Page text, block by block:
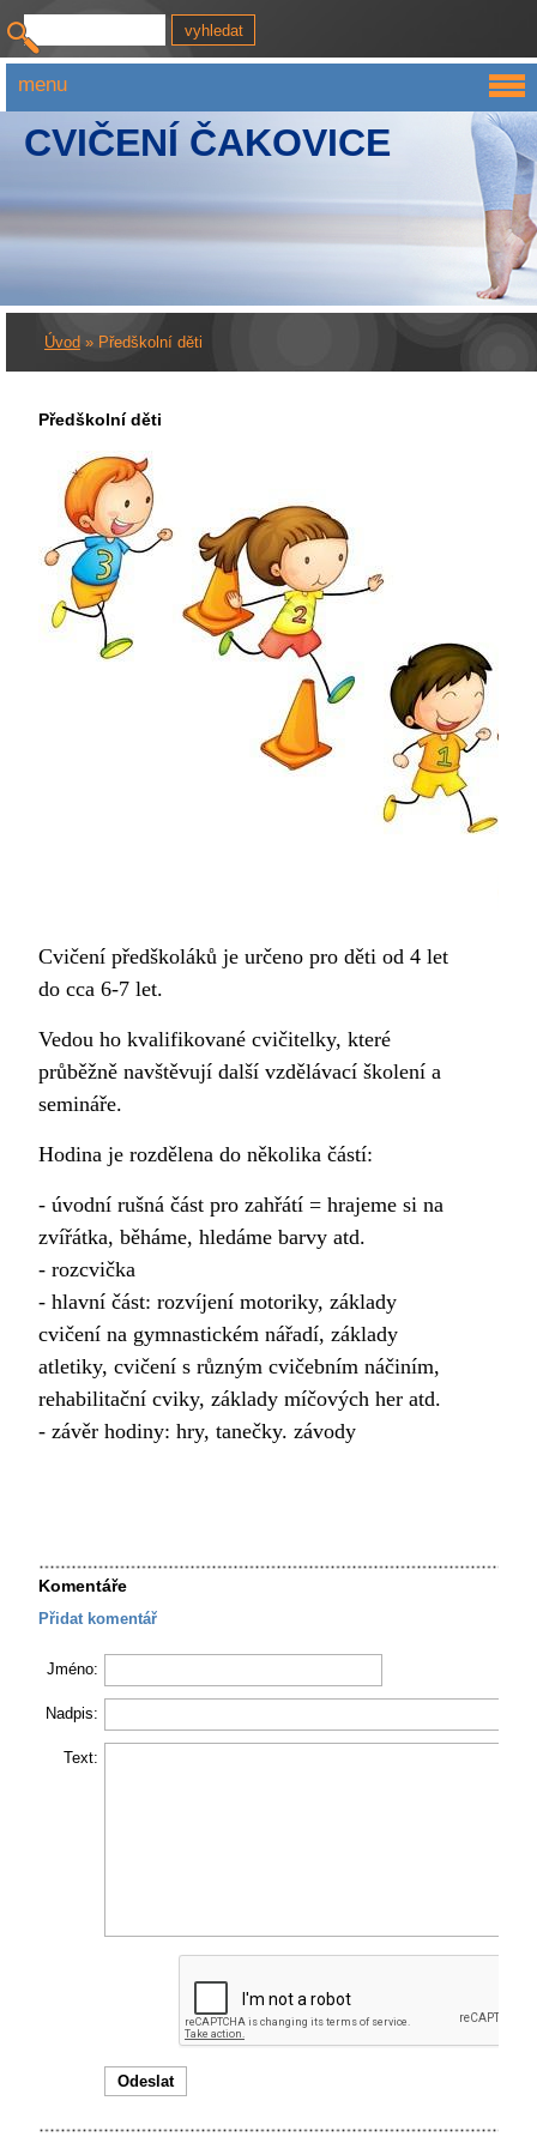
CVIČENÍ ČAKOVICE
Úvod » Předškolní děti
Předškolní děti
Cvičení předškoláků je určeno pro děti od 4 let
do cca 6-7 let.
Vedou ho kvalifikované cvičitelky, které
průběžně navštěvují další vzdělávací školení a
semináře.
Hodina je rozdělena do několika částí:
- úvodní rušná část pro zahřátí = hrajeme si na
zvířátka, běháme, hledáme barvy atd.
- rozcvička
- hlavní část: rozvíjení motoriky, základy
cvičení na gymnastickém nářadí, základy
atletiky, cvičení s různým cvičebním náčiním,
rehabilitační cviky, základy míčových her atd.
- závěr hodiny: hry, tanečky. závody
Komentáře
Přidat komentář
Jméno:
Nadpis:
Text:
menu